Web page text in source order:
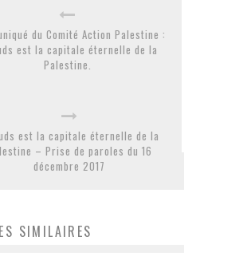
du Comité Action Palestine :
est la capitale éternelle de la
Palestine.
est la capitale éternelle de la
– Prise de paroles du 16
décembre 2017
SIMILAIRES